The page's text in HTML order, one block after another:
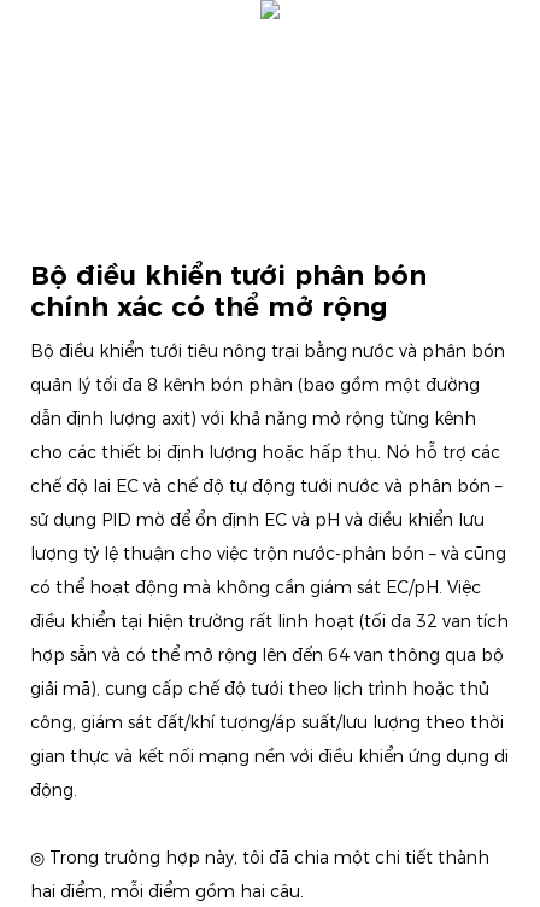
Bộ điều khiển tưới phân bón
chính xác có thể mở rộng
Bộ điều khiển tưới tiêu nông trại bằng nước và phân bón
quản lý tối đa 8 kênh bón phân (bao gồm một đường
dẫn định lượng axit) với khả năng mở rộng từng kênh
cho các thiết bị định lượng hoặc hấp thụ. Nó hỗ trợ các
chế độ lai EC và chế độ tự động tưới nước và phân bón –
sử dụng PID mờ để ổn định EC và pH và điều khiển lưu
lượng tỷ lệ thuận cho việc trộn nước-phân bón – và cũng
có thể hoạt động mà không cần giám sát EC/pH. Việc
điều khiển tại hiện trường rất linh hoạt (tối đa 32 van tích
hợp sẵn và có thể mở rộng lên đến 64 van thông qua bộ
giải mã), cung cấp chế độ tưới theo lịch trình hoặc thủ
công, giám sát đất/khí tượng/áp suất/lưu lượng theo thời
gian thực và kết nối mạng nền với điều khiển ứng dụng di
động.
◎ Trong trường hợp này, tôi đã chia một chi tiết thành
hai điểm, mỗi điểm gồm hai câu.